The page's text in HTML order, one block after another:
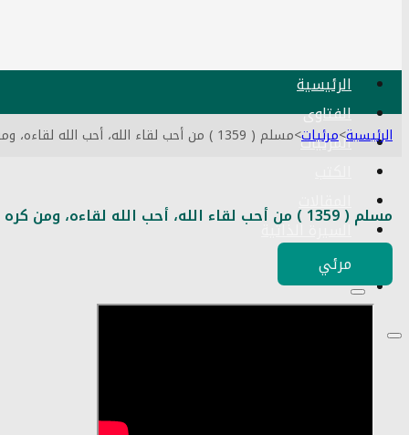
الرئيسية
الفتاوى
المرئيات
السيرة الذاتية
اتصل بنا
الرئيسية>مرئيات>مسلم ( 1359 ) من أحب لقاء الله، أحب الله لقاءه، ومن كره لقاء الله، كره الله لقاءه ـ شيخ مصطفى العدوي
مسلم ( 1359 ) من أحب لقاء الله، أحب الله لقاءه، ومن كره لقاء الله، كره الله لقاءه ـ شيخ مصطفى العدوي
مرئي